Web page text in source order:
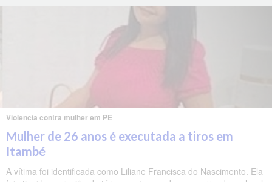
Violência contra mulher em PE
Mulher de 26 anos é executada a tiros em
Itambé
A vítima foi identificada como Liliane Francisca do Nascimento. Ela